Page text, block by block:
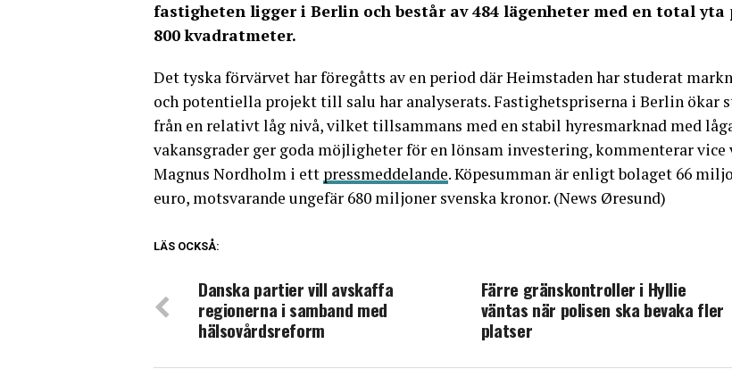
fastigheten ligger i Berlin och består av 484 lägenheter med en total yta
800 kvadratmeter.
Det tyska förvärvet har föregåtts av en period där Heimstaden har studerat
och potentiella projekt till salu har analyserats. Fastighetspriserna i Berlin ökar
från en relativt låg nivå, vilket tillsammans med en stabil hyresmarknad med
vakansgrader ger goda möjligheter för en lönsam investering, kommenterar vice
Magnus Nordholm i ett pressmeddelande. Köpesumman är enligt bolaget 66
euro, motsvarande ungefär 680 miljoner svenska kronor. (News Øresund)
LÄS OCKSÅ:
Färre gränskontroller i Hyllie
väntas när polisen ska bevaka fler
platser
Danska partier vill avskaffa
regionerna i samband med
hälsovårdsreform